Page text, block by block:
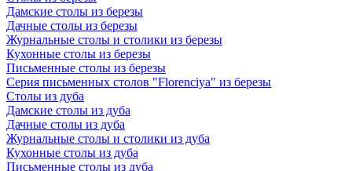
Дамские столы из березы
Дачные столы из березы
Журнальные столы и столики из березы
Кухонные столы из березы
Письменные столы из березы
Серия письменных столов "Florenciya" из березы
Столы из дуба
Дамские столы из дуба
Дачные столы из дуба
Журнальные столы и столики из дуба
Кухонные столы из дуба
Письменные столы из дуба